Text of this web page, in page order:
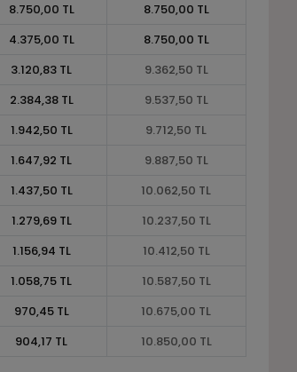
8.750,00 TL
8.750,00 TL
4.375,00 TL
8.750,00 TL
3.120,83 TL
9.362,50 TL
2.384,38 TL
9.537,50 TL
1.942,50 TL
9.712,50 TL
1.647,92 TL
9.887,50 TL
1.437,50 TL
10.062,50 TL
1.279,69 TL
10.237,50 TL
1.156,94 TL
10.412,50 TL
1.058,75 TL
10.587,50 TL
970,45 TL
10.675,00 TL
904,17 TL 10.850,00 TL